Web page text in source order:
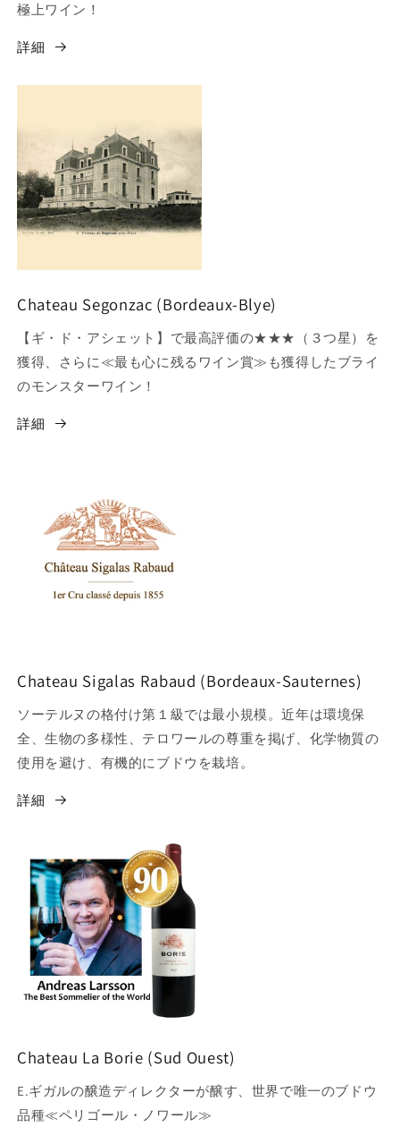
極上ワイン！
詳細
Chateau Segonzac (Bordeaux-Blye)
【ギ・ド・アシェット】で最高評価の★★★（３つ星）を
獲得、さらに≪最も心に残るワイン賞≫も獲得したブライ
のモンスターワイン！
詳細
Chateau Sigalas Rabaud (Bordeaux-Sauternes)
ソーテルヌの格付け第１級では最小規模。近年は環境保
全、生物の多様性、テロワールの尊重を掲げ、化学物質の
使用を避け、有機的にブドウを栽培。
詳細
Chateau La Borie (Sud Ouest)
E.ギガルの醸造ディレクターが醸す、世界で唯一のブドウ
品種≪ペリゴール・ノワール≫